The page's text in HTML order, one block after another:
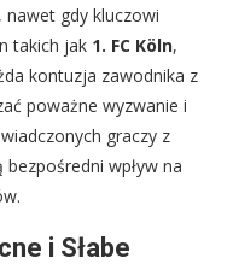
nawet gdy kluczowi
takich jak 1. FC Köln,
kontuzja zawodnika z
poważne wyzwanie i
graczy z
wpływ na
i Słabe